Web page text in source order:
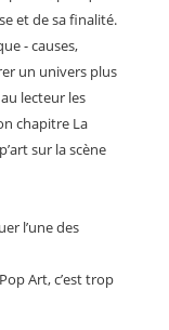
et de sa finalité.
- causes,
un univers plus
lecteur les
chapitre La
sur la scène
l’une des
Art, c’est trop